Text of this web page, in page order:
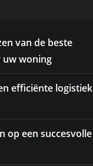
van de beste
woning
efficiënte logistiek
op een succesvolle